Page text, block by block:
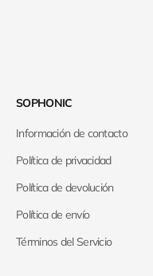
SOPHONIC
Información de contacto
Política de privacidad
Política de devolución
Política de envío
Términos del Servicio